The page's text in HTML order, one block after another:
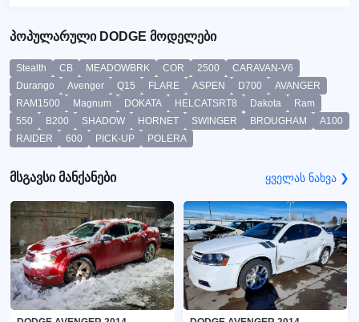
პოპულარული DODGE მოდელები
Stealth CB MEADOWBRK COR 2500
CARAVAN-V6
Durango
Avenger Q15 FLARE ASPEN D700
AVANGER
RAM1500
Magnum DOKATA HELCATSRT8 Dakota
Ram
550
B200 SHADOW HORNET SWINGER BROUGHAM
A100
RAIDER
600 PICK-UP POLERA
მსგავსი მანქანები ყველას ნახვა ❯